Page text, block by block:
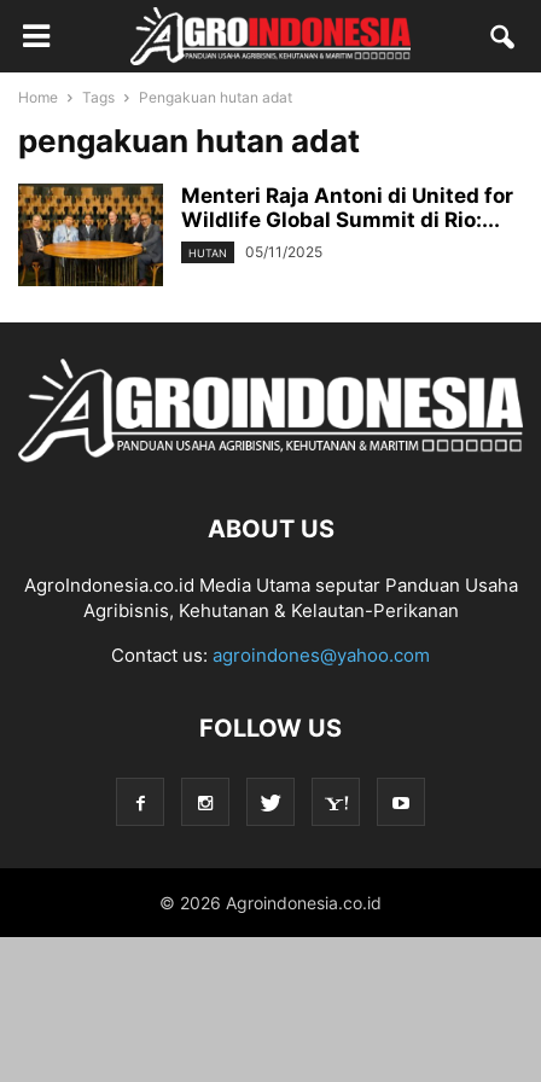
Home Tags Pengakuan hutan adat
pengakuan hutan adat
Menteri Raja Antoni di United for
Wildlife Global Summit di Rio:...
HUTAN 05/11/2025
ABOUT US
AgroIndonesia.co.id Media Utama seputar Panduan Usaha
Agribisnis, Kehutanan & Kelautan-Perikanan
Contact us: agroindones@yahoo.com
FOLLOW US
© 2026 Agroindonesia.co.id